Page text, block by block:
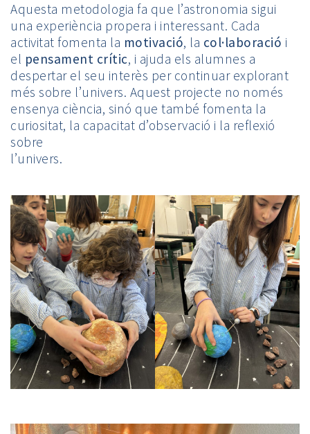
Aquesta metodologia fa que l’astronomia sigui
una experiència propera i interessant. Cada
activitat fomenta la motivació, la col·laboració i
el pensament crític, i ajuda els alumnes a
despertar el seu interès per continuar explorant
més sobre l’univers. Aquest projecte no només
ensenya ciència, sinó que també fomenta la
curiositat, la capacitat d’observació i la reflexió
sobre
l’univers.